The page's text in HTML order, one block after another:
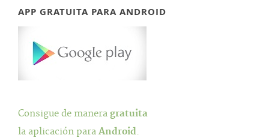
APP GRATUITA PARA ANDROID
Consigue de manera gratuita
la aplicación para Android.